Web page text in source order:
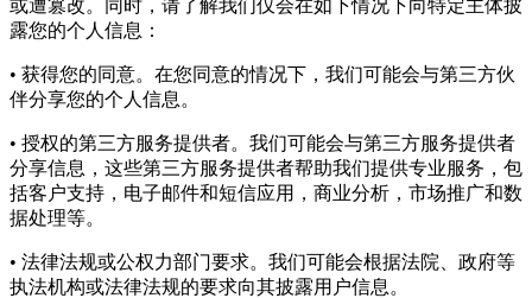
或遭篡改。同时，请了解我们仅会在如下情况下向特定主体披
露您的个人信息：
• 获得您的同意。在您同意的情况下，我们可能会与第三方伙
伴分享您的个人信息。
• 授权的第三方服务提供者。我们可能会与第三方服务提供者
分享信息，这些第三方服务提供者帮助我们提供专业服务，包
括客户支持，电子邮件和短信应用，商业分析，市场推广和数
据处理等。
• 法律法规或公权力部门要求。我们可能会根据法院、政府等
执法机构或法律法规的要求向其披露用户信息。